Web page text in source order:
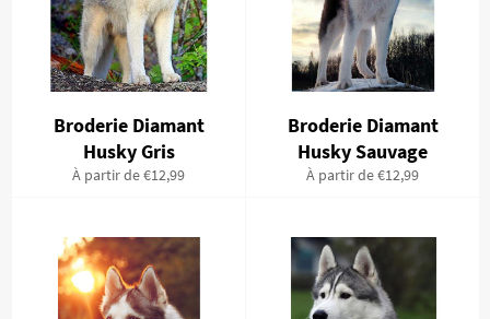
Broderie Diamant
Husky Gris
À partir de €12,99
Broderie Diamant
Husky Sauvage
À partir de €12,99